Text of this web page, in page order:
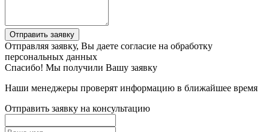
Отправить заявку
Отправляя заявку, Вы даете согласие на обработку
персональных данных
Спасибо! Мы получили Вашу заявку
Наши менеджеры проверят информацию в ближайшее время
Отправить заявку на консультацию